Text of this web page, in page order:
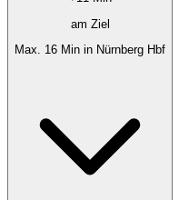
am Ziel
Max. 16 Min in Nürnberg Hbf